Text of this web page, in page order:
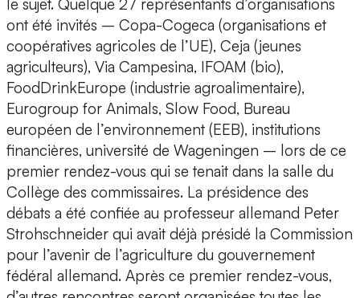
ont été invités – Copa-Cogeca (organisations et
coopératives agricoles de l’UE), Ceja (jeunes
agriculteurs), Via Campesina, IFOAM (bio),
FoodDrinkEurope (industrie agroalimentaire),
Eurogroup for Animals, Slow Food, Bureau
européen de l’environnement (EEB), institutions
financières, université de Wageningen – lors de ce
premier rendez-vous qui se tenait dans la salle du
Collège des commissaires. La présidence des
débats a été confiée au professeur allemand Peter
Strohschneider qui avait déjà présidé la Commission
pour l’avenir de l’agriculture du gouvernement
fédéral allemand. Après ce premier rendez-vous,